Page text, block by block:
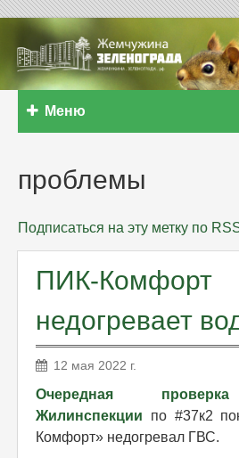
Меню
проблемы
Подписаться на эту метку по
ПИК-Комфорт
недогревает
12 мая 2022 г.
Очередная
Жилинспекции по #37к2
Комфорт» недогревал ГВС.